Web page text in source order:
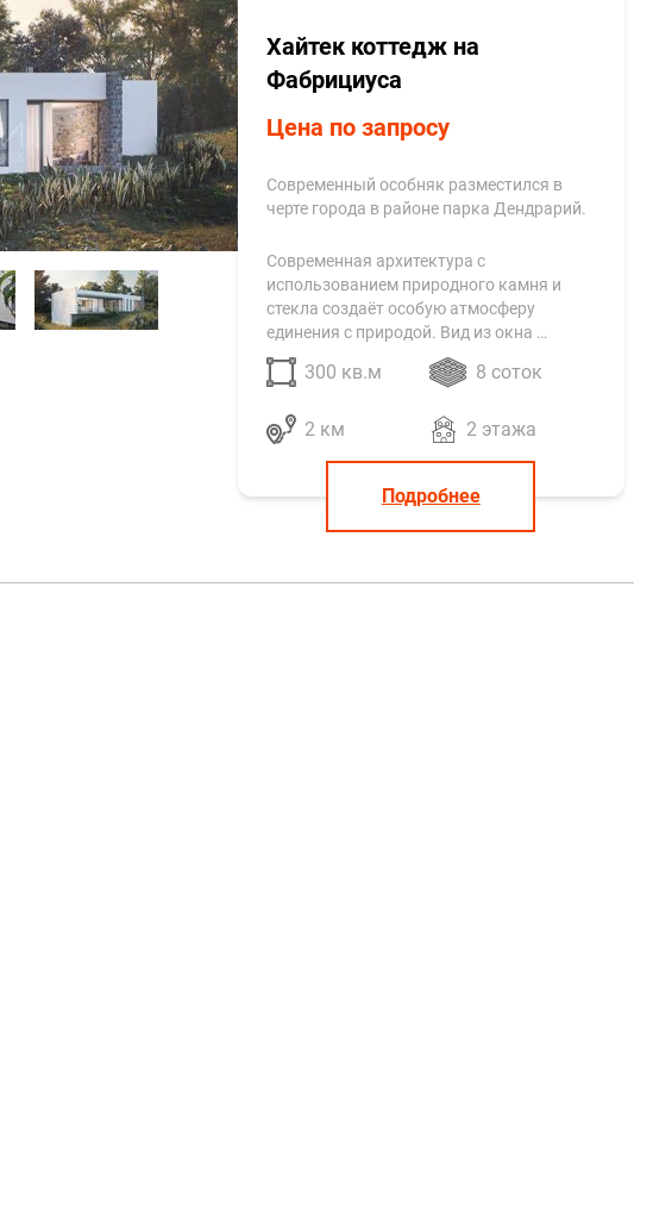
Хайтек коттедж на
Фабрициуса
Цена по запросу
Современный особняк разместился в
черте города в районе парка Дендрарий.
Современная архитектура с
использованием природного камня и
стекла создаёт особую атмосферу
единения с природой. Вид из окна …
300 кв.м 8 соток
2 км 2 этажа
Подробнее